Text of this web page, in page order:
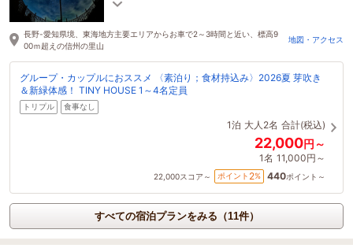
長野-愛知県境、東海地方主要エリアからお車で2～3時間と近い、標高9
00ｍ超えの信州の里山
地図・アクセス
グループ・カップルにおススメ 〈素泊り；食材持込み〉2026夏 芽吹き
＆新緑体感！ TINY HOUSE 1～4名定員
トリプル 食事なし
1泊 大人2名 合計(税込)
22,000円～
1名 11,000円～
22,000スコア～ ポイント 2% 440ポイント～
すべての宿泊プランをみる（11件）